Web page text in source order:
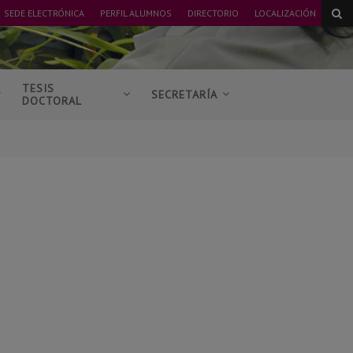
SEDE ELECTRÓNICA PERFIL ALUMNOS DIRECTORIO LOCALIZACIÓN
TESIS
DOCTORAL
SECRETARÍA